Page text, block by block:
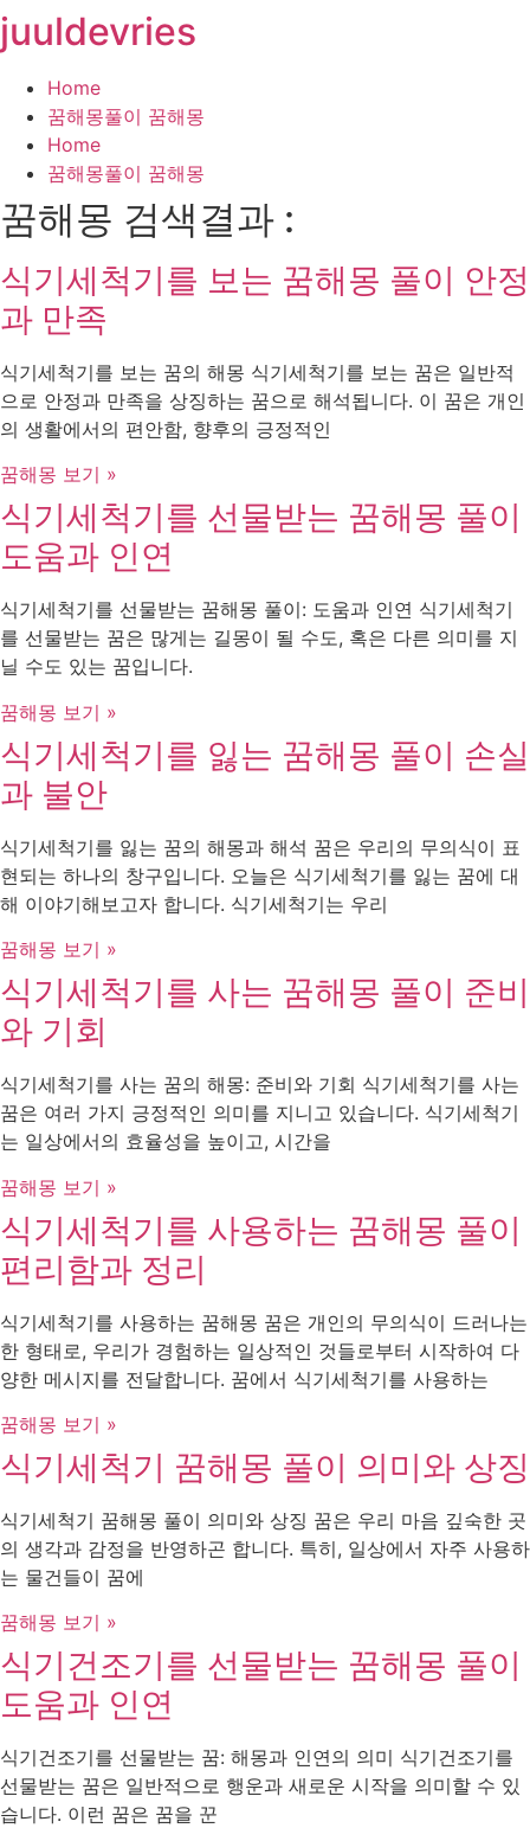
콘
텐
기
juuldevries
Home
꿈해몽풀이 꿈해몽
Home
꿈해몽풀이 꿈해몽
꿈해몽 검색결과 :
식기세척기를 보는 꿈해몽 풀이 안정
과 만족
식기세척기를 보는 꿈의 해몽 식기세척기를 보는 꿈은 일반적
으로 안정과 만족을 상징하는 꿈으로 해석됩니다. 이 꿈은 개인
의 생활에서의 편안함, 향후의 긍정적인
꿈해몽 보기 »
식기세척기를 선물받는 꿈해몽 풀이
도움과 인연
식기세척기를 선물받는 꿈해몽 풀이: 도움과 인연 식기세척기
를 선물받는 꿈은 많게는 길몽이 될 수도, 혹은 다른 의미를 지
닐 수도 있는 꿈입니다.
꿈해몽 보기 »
식기세척기를 잃는 꿈해몽 풀이 손실
과 불안
식기세척기를 잃는 꿈의 해몽과 해석 꿈은 우리의 무의식이 표
현되는 하나의 창구입니다. 오늘은 식기세척기를 잃는 꿈에 대
해 이야기해보고자 합니다. 식기세척기는 우리
꿈해몽 보기 »
식기세척기를 사는 꿈해몽 풀이 준비
와 기회
식기세척기를 사는 꿈의 해몽: 준비와 기회 식기세척기를 사는
꿈은 여러 가지 긍정적인 의미를 지니고 있습니다. 식기세척기
는 일상에서의 효율성을 높이고, 시간을
꿈해몽 보기 »
식기세척기를 사용하는 꿈해몽 풀이
편리함과 정리
식기세척기를 사용하는 꿈해몽 꿈은 개인의 무의식이 드러나는
한 형태로, 우리가 경험하는 일상적인 것들로부터 시작하여 다
양한 메시지를 전달합니다. 꿈에서 식기세척기를 사용하는
꿈해몽 보기 »
식기세척기 꿈해몽 풀이 의미와 상징
식기세척기 꿈해몽 풀이 의미와 상징 꿈은 우리 마음 깊숙한 곳
의 생각과 감정을 반영하곤 합니다. 특히, 일상에서 자주 사용하
는 물건들이 꿈에
꿈해몽 보기 »
식기건조기를 선물받는 꿈해몽 풀이
도움과 인연
식기건조기를 선물받는 꿈: 해몽과 인연의 의미 식기건조기를
선물받는 꿈은 일반적으로 행운과 새로운 시작을 의미할 수 있
습니다. 이런 꿈은 꿈을 꾼